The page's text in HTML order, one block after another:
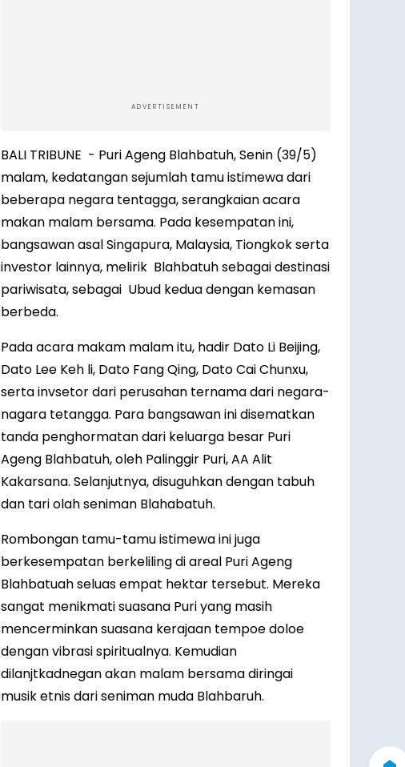
ADVERTISEMENT
BALI TRIBUNE - Puri Ageng Blahbatuh, Senin (39/5)
malam, kedatangan sejumlah tamu istimewa dari
beberapa negara tentagga, serangkaian acara
makan malam bersama. Pada kesempatan ini,
bangsawan asal Singapura, Malaysia, Tiongkok serta
investor lainnya, melirik Blahbatuh sebagai destinasi
pariwisata, sebagai Ubud kedua dengan kemasan
berbeda.
Pada acara makam malam itu, hadir Dato Li Beijing,
Dato Lee Keh li, Dato Fang Qing, Dato Cai Chunxu,
serta invsetor dari perusahan ternama dari negara-
nagara tetangga. Para bangsawan ini disematkan
tanda penghormatan dari keluarga besar Puri
Ageng Blahbatuh, oleh Palinggir Puri, AA Alit
Kakarsana. Selanjutnya, disuguhkan dengan tabuh
dan tari olah seniman Blahabatuh.
Rombongan tamu-tamu istimewa ini juga
berkesempatan berkeliling di areal Puri Ageng
Blahbatuah seluas empat hektar tersebut. Mereka
sangat menikmati suasana Puri yang masih
mencerminkan suasana kerajaan tempoe doloe
dengan vibrasi spiritualnya. Kemudian
dilanjtkadnegan akan malam bersama diringai
musik etnis dari seniman muda Blahbaruh.